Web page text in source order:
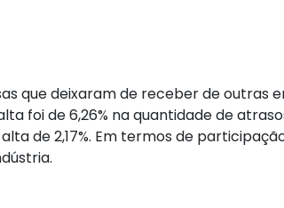
que deixaram de receber de
foi de 6,26% na quantidade de
de 2,17%. Em termos de